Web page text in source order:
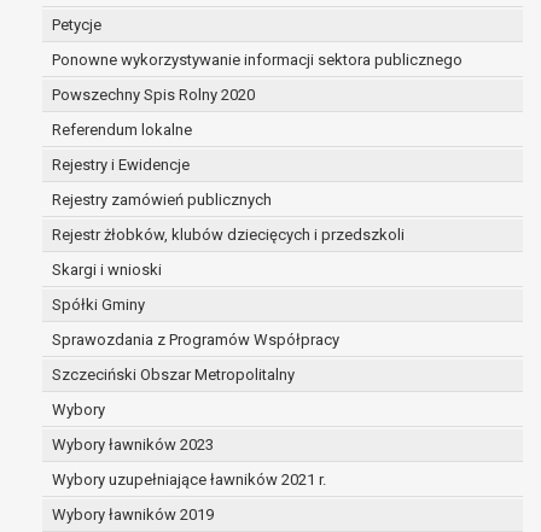
Petycje
Ponowne wykorzystywanie informacji sektora publicznego
Powszechny Spis Rolny 2020
Referendum lokalne
Rejestry i Ewidencje
Rejestry zamówień publicznych
Rejestr żłobków, klubów dziecięcych i przedszkoli
Skargi i wnioski
Spółki Gminy
Sprawozdania z Programów Współpracy
Szczeciński Obszar Metropolitalny
Wybory
Wybory ławników 2023
Wybory uzupełniające ławników 2021 r.
Wybory ławników 2019
dane są nieprawidłowe lub
niekompletne;
prawo do żądania usunięcia danych
osobowych (tzw. prawo do bycia
zapomnianym) na podstawie art. 17 RODO,
w przypadku gdy:
dane nie są już niezbędne do celów,
dla których były zebrane lub w inny
sposób przetwarzane,
osoba, której dane dotyczą, wniosła
osoba, której dane dotyczą wycofała
zgodę na przetwarzanie danych
osobowych, która jest podstawą
podstawy prawnej przetwarzania
danych,
dane osobowe przetwarzane są
niezgodnie z prawem,